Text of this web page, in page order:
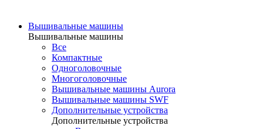
Вышивальные машины
Вышивальные машины
Все
Компактные
Одноголовочные
Многоголовочные
Вышивальные машины Aurora
Вышивальные машины SWF
Дополнительные устройства
Дополнительные устройства